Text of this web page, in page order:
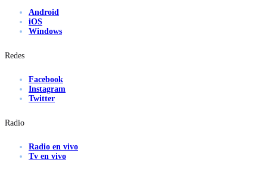
Android
iOS
Windows
Redes
Facebook
Instagram
Twitter
Radio
Radio en vivo
Tv en vivo